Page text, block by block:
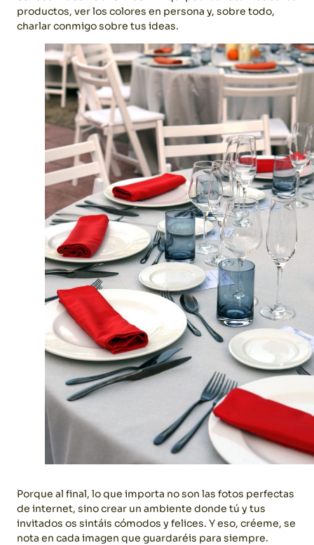
productos, ver los colores en persona y, sobre todo,
charlar conmigo sobre tus ideas.
Porque al final, lo que importa no son las fotos perfectas
de internet, sino crear un ambiente donde tú y tus
invitados os sintáis cómodos y felices. Y eso, créeme, se
nota en cada imagen que guardaréis para siempre.